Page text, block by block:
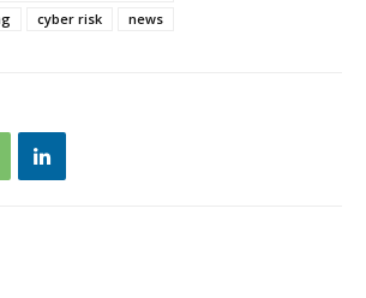
cyber risk news